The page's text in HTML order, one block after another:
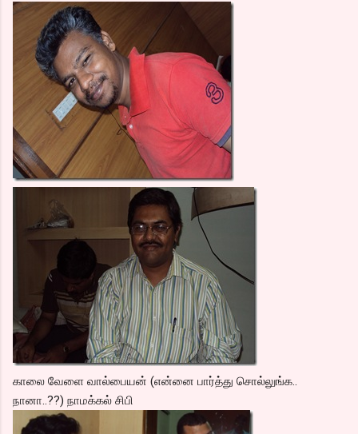
காலை வேளை வால்பையன் (என்னை பார்த்து சொல்லுங்க..
நானா..??) நாமக்கல் சிபி